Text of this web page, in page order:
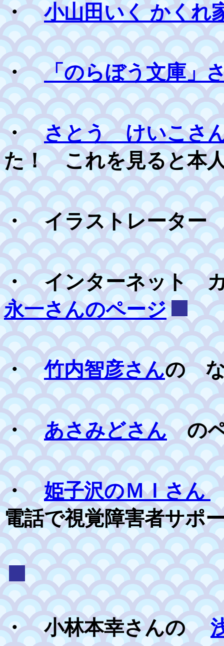
・小山田いく かくれ
・「のらぼう文庫」
・さとう けいこさ
た！ これを見ると本
・ イラストレータ
・ インターネット
永一さんのページ
・竹内智彦さんの な
・あさみどさんの
・姫子沢のＭＩさん
電話で視覚障害者サ
・ 小林本幸さんの